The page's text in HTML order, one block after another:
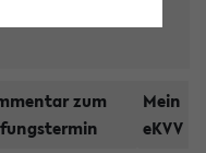
zum
Mein
eKVV